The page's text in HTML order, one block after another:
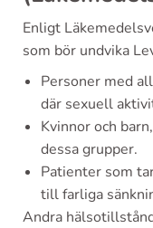
Enligt
som bör undvika
Personer med
där sexuell
Kvinnor och
dessa grupper.
Patienter som
till farliga
Andra